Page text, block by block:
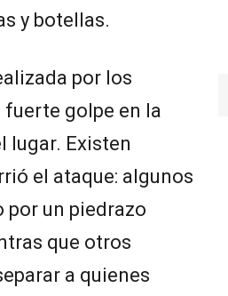
y botellas.
por los
golpe en la
lugar. Existen
el ataque: algunos
por un piedrazo
que otros
a quienes